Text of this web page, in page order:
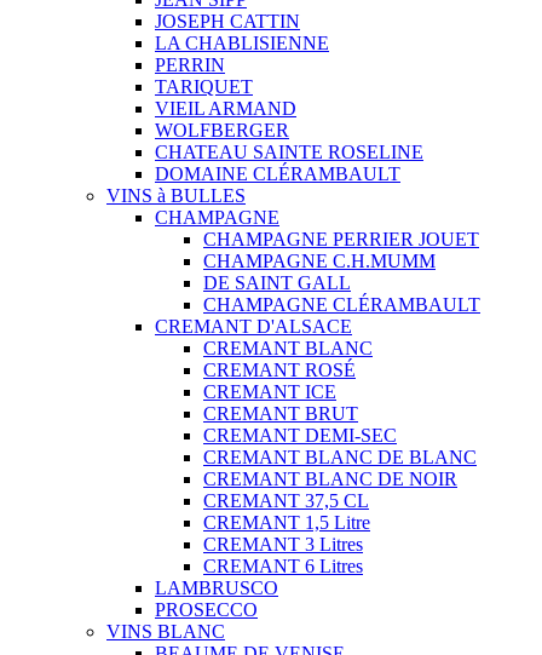
JOSEPH CATTIN
LA CHABLISIENNE
PERRIN
TARIQUET
VIEIL ARMAND
WOLFBERGER
CHATEAU SAINTE ROSELINE
DOMAINE CLÉRAMBAULT
VINS à BULLES
CHAMPAGNE
CHAMPAGNE PERRIER JOUET
CHAMPAGNE C.H.MUMM
DE SAINT GALL
CHAMPAGNE CLÉRAMBAULT
CREMANT D'ALSACE
CREMANT BLANC
CREMANT ROSÉ
CREMANT ICE
CREMANT BRUT
CREMANT DEMI-SEC
CREMANT BLANC DE BLANC
CREMANT BLANC DE NOIR
CREMANT 37,5 CL
CREMANT 1,5 Litre
CREMANT 3 Litres
CREMANT 6 Litres
LAMBRUSCO
PROSECCO
VINS BLANC